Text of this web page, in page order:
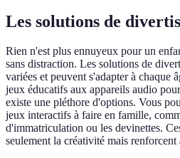
Les solutions de
Rien n'est plus ennuyeux pour un
sans distraction. Les solutions de
variées et peuvent s'adapter à chaque
jeux éducatifs aux appareils audio
existe une pléthore d'options. Vous
jeux interactifs à faire en famille,
d'immatriculation ou les devinettes.
seulement la créativité mais